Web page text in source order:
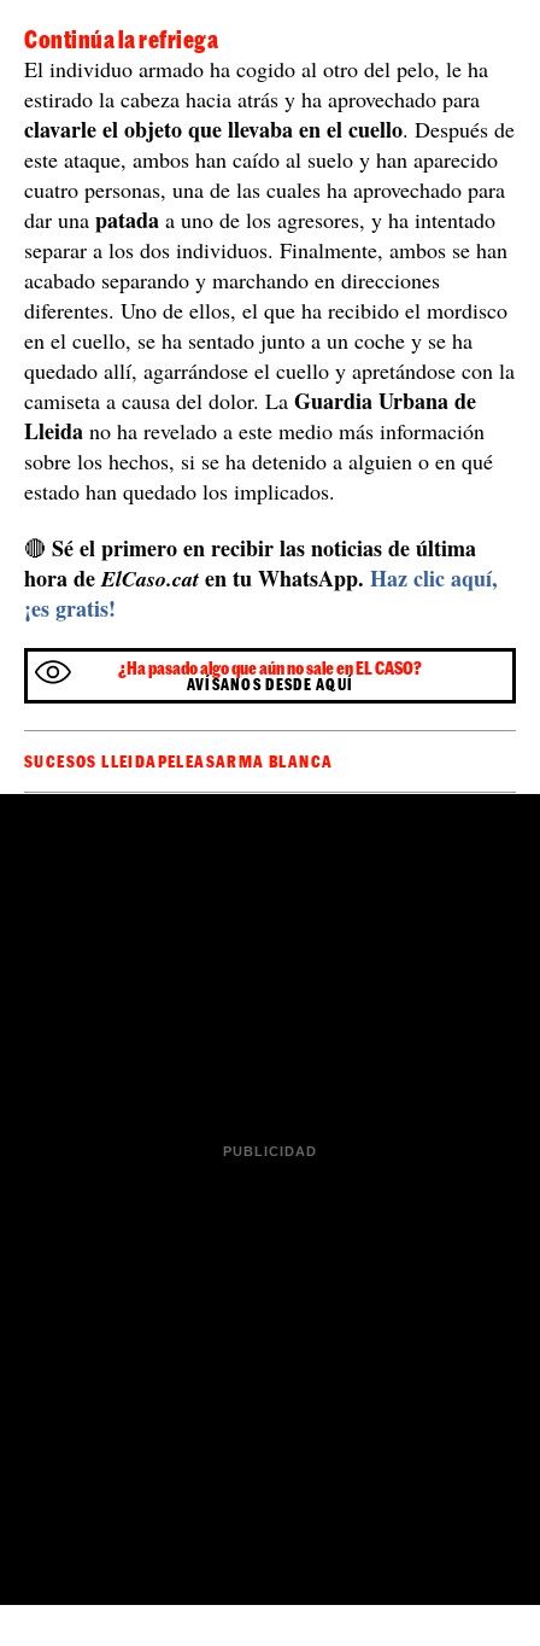
Continúa la refriega
El individuo armado ha cogido al otro del pelo, le ha
estirado la cabeza hacia atrás y ha aprovechado para
clavarle el objeto que llevaba en el cuello. Después de
este ataque, ambos han caído al suelo y han aparecido
cuatro personas, una de las cuales ha aprovechado para
dar una patada a uno de los agresores, y ha intentado
separar a los dos individuos. Finalmente, ambos se han
acabado separando y marchando en direcciones
diferentes. Uno de ellos, el que ha recibido el mordisco
en el cuello, se ha sentado junto a un coche y se ha
quedado allí, agarrándose el cuello y apretándose con la
camiseta a causa del dolor. La Guardia Urbana de
Lleida no ha revelado a este medio más información
sobre los hechos, si se ha detenido a alguien o en qué
estado han quedado los implicados.
🔴 Sé el primero en recibir las noticias de última
hora deElCaso.cat en tu WhatsApp. Haz clic aquí,
¡es gratis!
¿Ha pasado algo que aún no sale en EL CASO?
AVÍSANOS DESDE AQUÍ
SUCESOS LLEIDAPELEASARMA BLANCA